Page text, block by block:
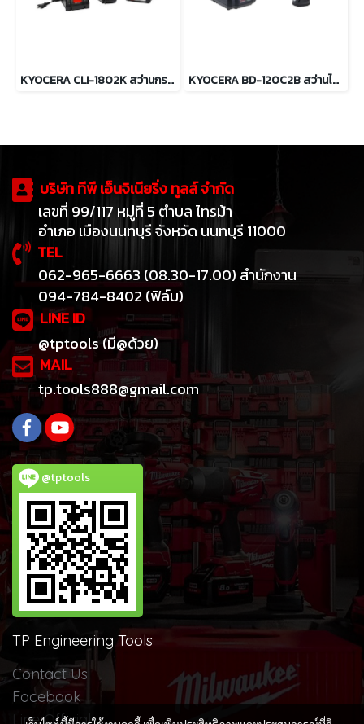
KYOCERA CLI-1802K สว่านกระแทกไร้สาย 18V ครบชุดพร้อมใช้งาน KYOCERA BD-120C2B สว่านไขควงไร้สาย 12V แบต2ก้อน + แท่นชาร์จ
บริษัท ทีพี เอ็นจิเนียริ่ง ทูลส์ จำกัด
เลขที่ 99/117 หมู่ที่ 5 ตำบล ไทรม้า
อำเภอ เมืองนนทบุรี จังหวัด นนทบุรี 11000
TEL
062-965-6663 (08.30-17.00) สำนักงาน
094-784-8402 (ฟิล์ม)
LINE ID
@tptools (มี@ด้วย)
MAIL
tp.tools888@gmail.com
@tptools
TP Engineering Tools
Contact Us
Facebook
Line Official